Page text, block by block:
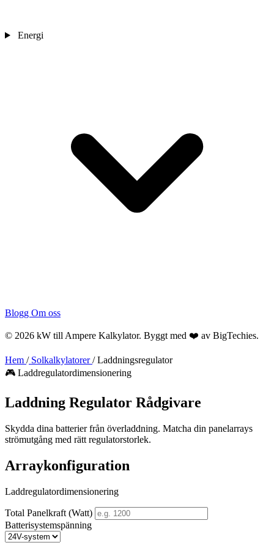
Energi
Blogg Om oss
© 2026 kW till Ampere Kalkylator. Byggt med ❤️ av BigTechies.
Hem /Solkalkylatorer/Laddningsregulator
🎮 Laddregulatordimensionering
Laddning Regulator Rådgivare
Skydda dina batterier från överladdning. Matcha din panelarrays
strömutgång med rätt regulatorstorlek.
Arraykonfiguration
Laddregulatordimensionering
Total Panelkraft (Watt)
Batterisystemspänning